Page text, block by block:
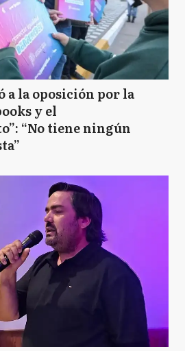
a la oposición por la
y el
“No tiene ningún